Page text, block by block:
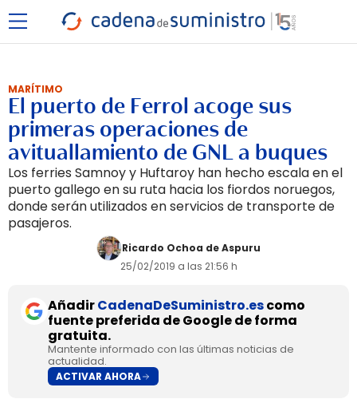
MARÍTIMO
El puerto de Ferrol acoge sus
primeras operaciones de
avituallamiento de GNL a buques
Los ferries Samnoy y Huftaroy han hecho escala en el
puerto gallego en su ruta hacia los fiordos noruegos,
donde serán utilizados en servicios de transporte de
pasajeros.
Ricardo Ochoa de Aspuru
25/02/2019 a las 21:56 h
AñadirCadenaDeSuministro.escomo
fuente preferida de Google de forma
gratuita.
Mantente informado con las últimas noticias de
actualidad.
ACTIVAR AHORA